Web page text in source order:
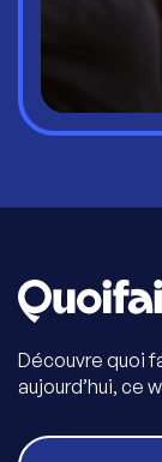
Découvre quoi
aujourd’hui, ce